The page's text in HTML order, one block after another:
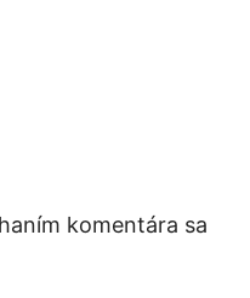
komentára sa